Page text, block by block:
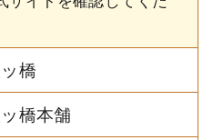
橋
橋本舗